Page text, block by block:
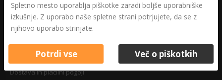
Pravilnik o zasebnosti
Pravno obvestilo
NAKUPOVANJE
Dostava in plačilni pogoji
Spletno mesto uporablja piškotke zaradi boljše uporabniške
izkušnje. Z uporabo naše spletne strani potrjujete, da se z
njihovo uporabo strinjate.
Potrdi vse Več o piškotkih